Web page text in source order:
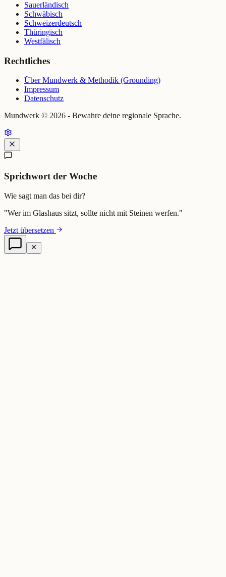
Sauerländisch
Schwäbisch
Schweizerdeutsch
Thüringisch
Westfälisch
Rechtliches
Über Mundwerk & Methodik (Grounding)
Impressum
Datenschutz
Mundwerk © 2026 - Bewahre deine regionale Sprache.
Sprichwort der Woche
Wie sagt man das bei dir?
"Wer im Glashaus sitzt, sollte nicht mit Steinen werfen."
Jetzt übersetzen